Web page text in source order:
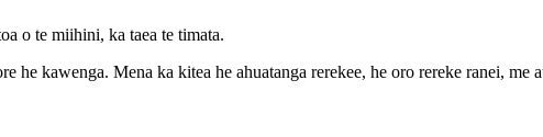
o te miihini, ka taea te timata.
he kawenga. Mena ka kitea he ahuatanga rerekee, he oro rereke ranei,